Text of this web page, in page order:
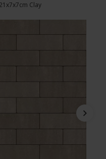
Clay